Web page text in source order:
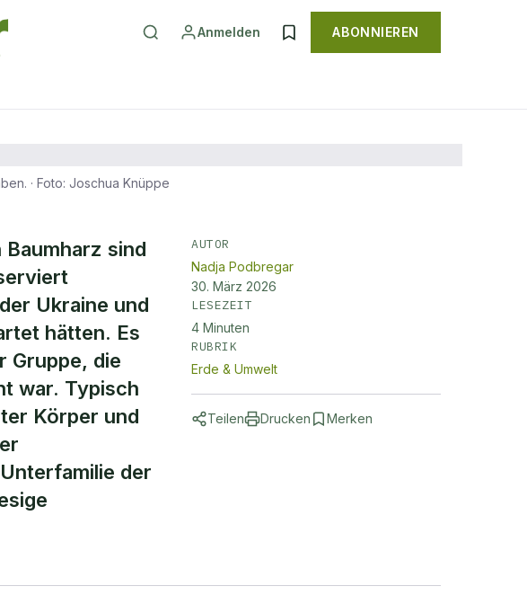
Anmelden ABONNIEREN
· Foto: Joschua Knüppe
sind
Ukraine und
hätten. Es
Gruppe, die
war. Typisch
Körper und
der
AUTOR
Nadja Podbregar
30. März 2026
LESEZEIT
4 Minuten
RUBRIK
Erde & Umwelt
Teilen Drucken Merken